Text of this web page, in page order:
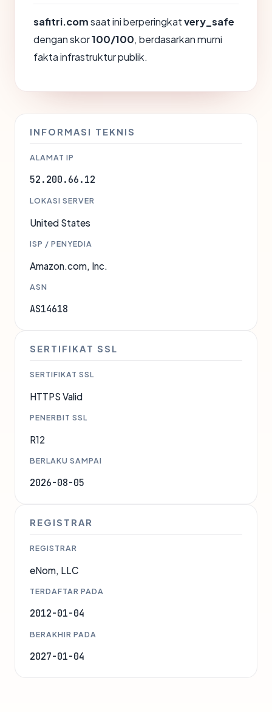
safitri.comsaat ini berperingkatvery_safe
dengan skor100/100, berdasarkan murni
fakta infrastruktur publik.
INFORMASI TEKNIS
ALAMAT IP
52.200.66.12
LOKASI SERVER
United States
ISP / PENYEDIA
Amazon.com, Inc.
ASN
AS14618
SERTIFIKAT SSL
SERTIFIKAT SSL
HTTPS Valid
PENERBIT SSL
R12
BERLAKU SAMPAI
2026-08-05
REGISTRAR
REGISTRAR
eNom, LLC
TERDAFTAR PADA
2012-01-04
BERAKHIR PADA
2027-01-04